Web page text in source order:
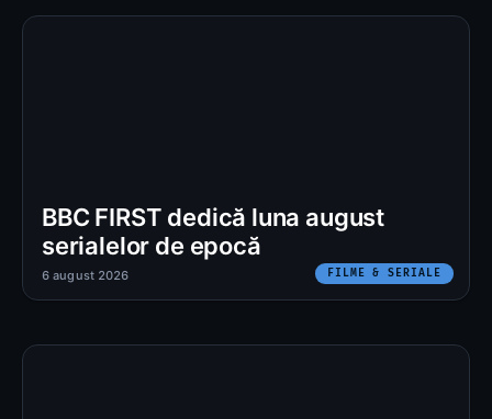
BBC FIRST dedică luna august
serialelor de epocă
FILME & SERIALE
6 august 2026